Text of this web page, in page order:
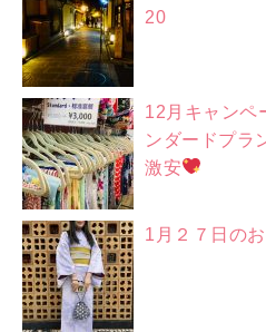
20
12月キャンペ
ンダードプラ
激安
1月２７日の